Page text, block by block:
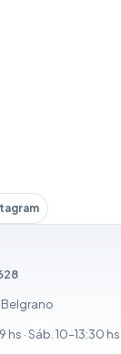
hs · Sáb. 10–13:30 hs